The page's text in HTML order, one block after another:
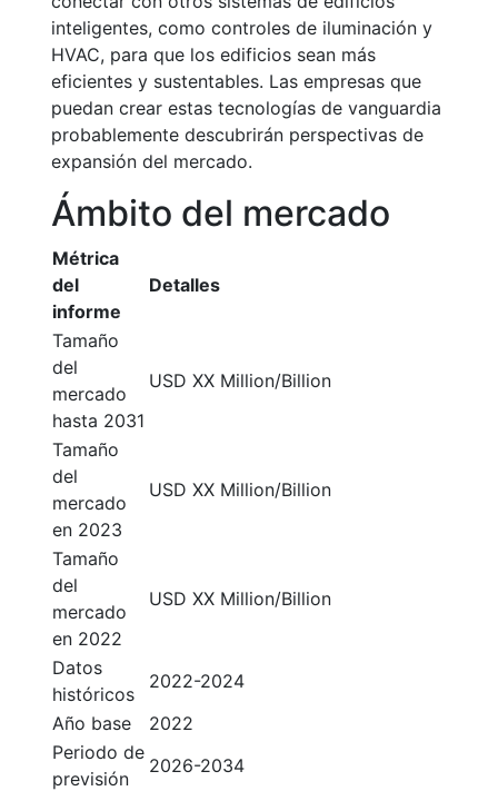
inteligentes, como controles de iluminación y
HVAC, para que los edificios sean más
eficientes y sustentables. Las empresas que
puedan crear estas tecnologías de vanguardia
probablemente descubrirán perspectivas de
expansión del mercado.
Ámbito del mercado
Métrica
del
informe
Detalles
Tamaño
del
mercado
hasta 2031
USD XX Million/Billion
Tamaño
del
mercado
en 2023
USD XX Million/Billion
Tamaño
del
mercado
en 2022
USD XX Million/Billion
Datos
históricos
2022-2024
Año base
2022
Periodo de
previsión
2026-2034